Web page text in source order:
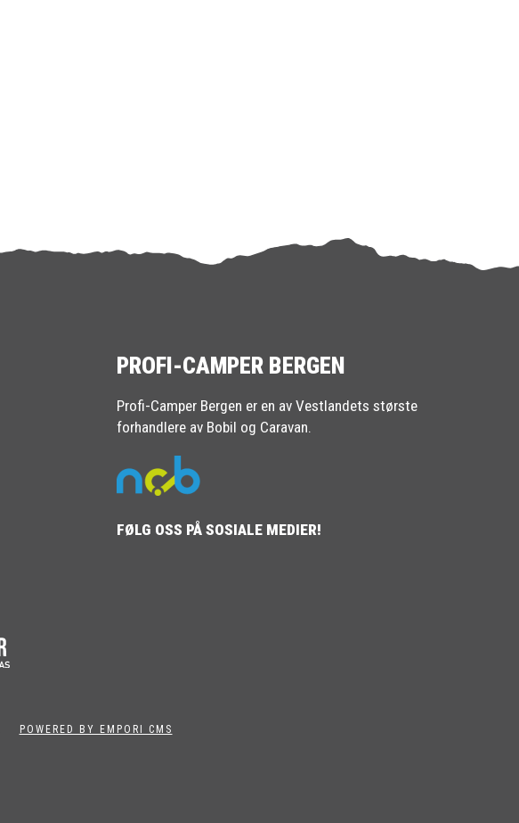
PROFI-CAMPER BERGEN
Profi-Camper Bergen er en av Vestlandets største
forhandlere av Bobil og Caravan.
FØLG OSS PÅ SOSIALE MEDIER!
POWERED BY EMPORI CMS